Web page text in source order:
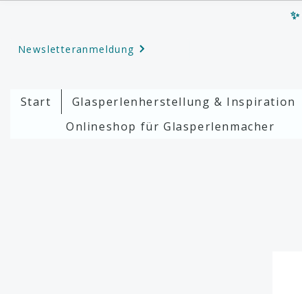
Newsletteranmeldung
Start Glasperlenherstellung & Inspiration
Onlineshop für Glasperlenmacher